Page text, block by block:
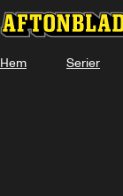
Hem Serier